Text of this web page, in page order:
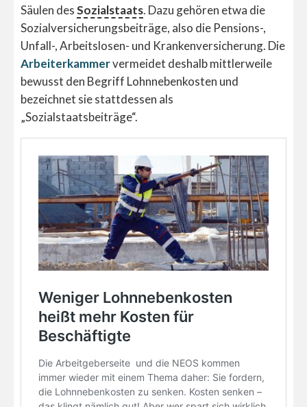
Säulen desSozialstaats. Dazu gehören etwa die
Sozialversicherungsbeiträge, also die Pensions-,
Unfall-, Arbeitslosen- und Krankenversicherung. Die
Arbeiterkammervermeidet deshalb mittlerweile
bewusst den Begriff Lohnnebenkosten und
bezeichnet sie stattdessen als
„Sozialstaatsbeiträge“.